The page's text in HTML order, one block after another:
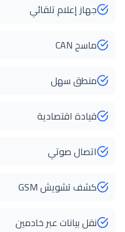
جهاز إعلام تلقائي
ماسح CAN
منطق سهل
قيادة اقتصادية
اتصال صوتي
كشف تشويش GSM
نقل بيانات عبر خادمين